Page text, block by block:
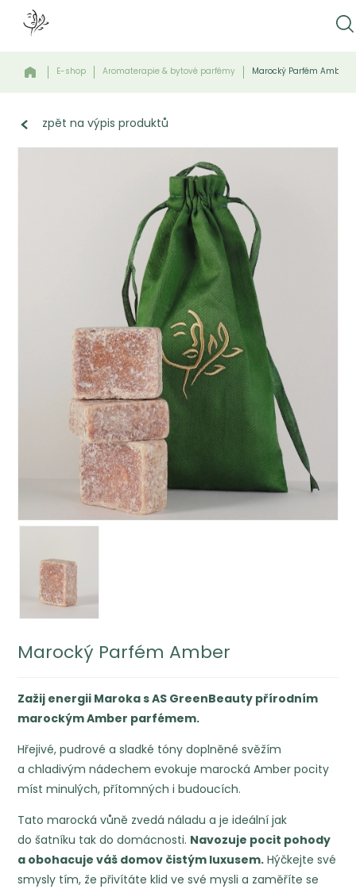
E-shop Aromaterapie & bytové parfémy Marocký Parfém Amber
zpět na výpis produktů
Marocký Parfém Amber
Zažij energii Maroka s AS GreenBeauty přírodním
marockým Amber parfémem.
Hřejivé, pudrové a sladké tóny doplněné svěžím
a chladivým nádechem evokuje marocká Amber pocity
míst minulých, přítomných i budoucích.
Tato marocká vůně zvedá náladu a je ideální jak
do šatníku tak do domácnosti. Navozuje pocit pohody
a obohacuje váš domov čistým luxusem. Hýčkejte své
smysly tím, že přivítáte klid ve své mysli a zaměříte se